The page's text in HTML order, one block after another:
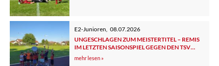
E2-Junioren, 08.07.2026
UNGESCHLAGEN ZUM MEISTERTITEL – REMIS
IM LETZTEN SAISONSPIEL GEGEN DEN TSV
TUTZING 2
mehr lesen »